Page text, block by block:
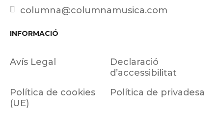
columna@columnamusica.com
INFORMACIÓ
Avís Legal
Declaració
d’accessibilitat
Política de cookies
(UE)
Política de privadesa